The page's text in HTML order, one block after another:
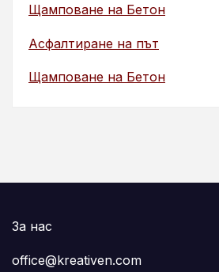
Щамповане на Бетон
Асфалтиране на път
Щамповане на Бетон
За нас
office@kreativen.com